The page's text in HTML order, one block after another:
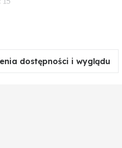
stal (powierzchnia
dostępności i wyglądu